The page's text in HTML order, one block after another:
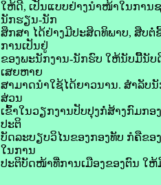
ໃຫ້ດີ, ເປັນແບບຢ່າງນຳໜ້າໃນການ
ນັກຮຽນ-ນັກ
ສຶກສາ ໄດ້ຢ່າງມີປະສິດທິພາບ, ສືບ
ການເປັນຢູ່
ຂອງພະນັກງານ-ນັກຮົບ ໃຫ້ນັບມືີ້ນັ
ເສຍຫາຍ
ສາມາດນຳໃຊ້ໄດ້ຍາວນານ. ສຳລັບ
ສ່ວນ
ເຂົ້າໃນວຽກງານປັບປຸງກໍ່ສ້າງກົມ
ປະຕິ
ບັດລະບຽບວິໄນຂອງກອງທັບ ກໍຄືຂອ
ໃນການ
ປະຕິບັດໜ້າທີ່ການເມືອງຂອງຕົນ ໃ